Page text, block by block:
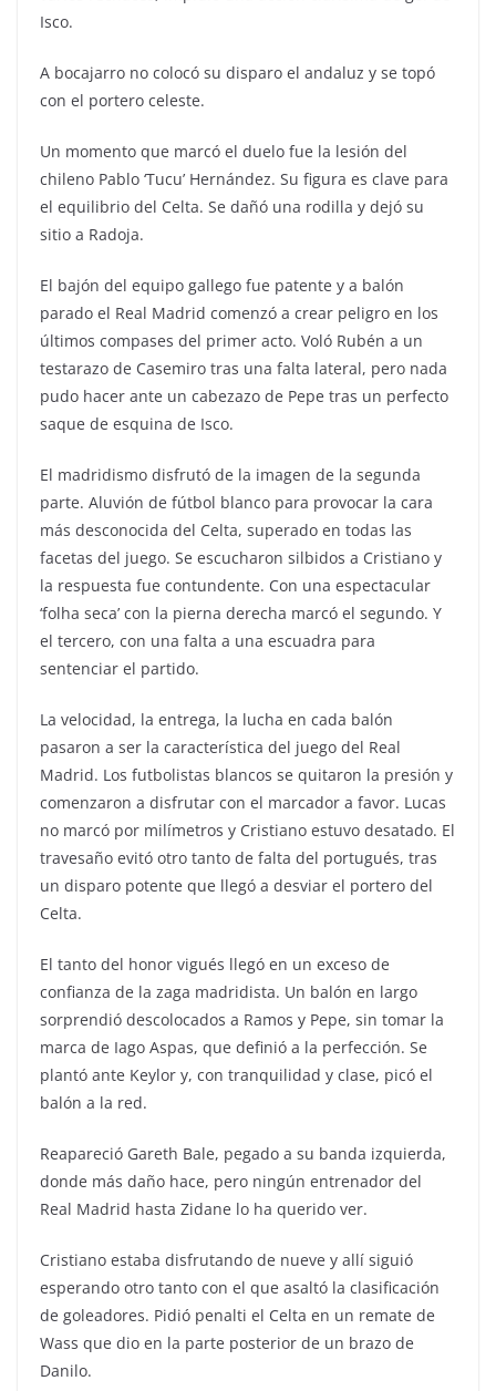
Isco.
A bocajarro no colocó su disparo el andaluz y se topó
con el portero celeste.
Un momento que marcó el duelo fue la lesión del
chileno Pablo ‘Tucu’ Hernández. Su figura es clave para
el equilibrio del Celta. Se dañó una rodilla y dejó su
sitio a Radoja.
El bajón del equipo gallego fue patente y a balón
parado el Real Madrid comenzó a crear peligro en los
últimos compases del primer acto. Voló Rubén a un
testarazo de Casemiro tras una falta lateral, pero nada
pudo hacer ante un cabezazo de Pepe tras un perfecto
saque de esquina de Isco.
El madridismo disfrutó de la imagen de la segunda
parte. Aluvión de fútbol blanco para provocar la cara
más desconocida del Celta, superado en todas las
facetas del juego. Se escucharon silbidos a Cristiano y
la respuesta fue contundente. Con una espectacular
‘folha seca’ con la pierna derecha marcó el segundo. Y
el tercero, con una falta a una escuadra para
sentenciar el partido.
La velocidad, la entrega, la lucha en cada balón
pasaron a ser la característica del juego del Real
Madrid. Los futbolistas blancos se quitaron la presión y
comenzaron a disfrutar con el marcador a favor. Lucas
no marcó por milímetros y Cristiano estuvo desatado. El
travesaño evitó otro tanto de falta del portugués, tras
un disparo potente que llegó a desviar el portero del
Celta.
El tanto del honor vigués llegó en un exceso de
confianza de la zaga madridista. Un balón en largo
sorprendió descolocados a Ramos y Pepe, sin tomar la
marca de Iago Aspas, que definió a la perfección. Se
plantó ante Keylor y, con tranquilidad y clase, picó el
balón a la red.
Reapareció Gareth Bale, pegado a su banda izquierda,
donde más daño hace, pero ningún entrenador del
Real Madrid hasta Zidane lo ha querido ver.
Cristiano estaba disfrutando de nueve y allí siguió
esperando otro tanto con el que asaltó la clasificación
de goleadores. Pidió penalti el Celta en un remate de
Wass que dio en la parte posterior de un brazo de
Danilo.